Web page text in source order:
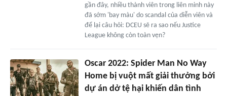
gần đây, nhiều thành viên trong liên minh này
đã sớm 'bay màu' do scandal của diễn viên và
để lại câu hỏi: DCEU sẽ ra sao nếu Justice
League không còn toàn vẹn?
Oscar 2022: Spider Man No Way
Home bị vuột mất giải thưởng bởi
dự án dở tệ hại khiến dân tình